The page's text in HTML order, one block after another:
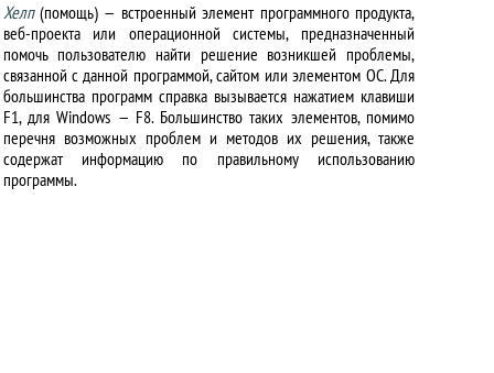
Хелп(помощь) — встроенный элемент программного продукта,
веб-проекта или операционной системы, предназначенный
помочь пользователю найти решение возникшей проблемы,
связанной с данной программой, сайтом или элементом ОС. Для
большинства программ справка вызывается нажатием клавиши
F1, для Windows — F8. Большинство таких элементов, помимо
перечня возможных проблем и методов их решения, также
содержат информацию по правильному использованию
программы.